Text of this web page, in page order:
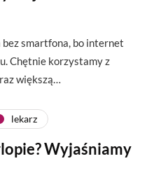
smartfona, bo internet
Chętnie korzystamy z
większą…
lekarz
Wyjaśniamy